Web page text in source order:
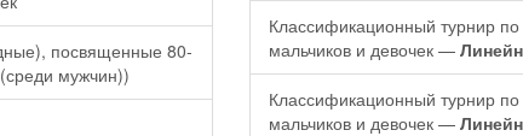
посвященные 80-
мужчин))
Классификационный турнир
мальчиков и девочек —
Классификационный турнир
мальчиков и девочек —